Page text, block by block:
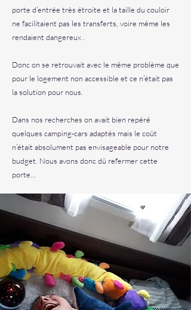
porte d’entrée très étroite et la taille du couloir
ne facilitaient pas les transferts, voire même les
rendaient dangereux .
Donc on se retrouvait avec le même problème que
pour le logement non accessible et ce n’était pas
la solution pour nous.
Dans nos recherches on avait bien repéré
quelques camping-cars adaptés mais le coût
n’était absolument pas envisageable pour notre
budget. Nous avons donc dû refermer cette
porte...